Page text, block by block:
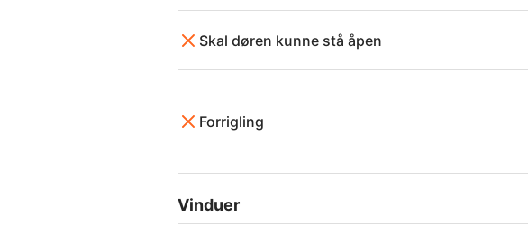
Skal døren kunne stå åpen
Forrigling
Vinduer